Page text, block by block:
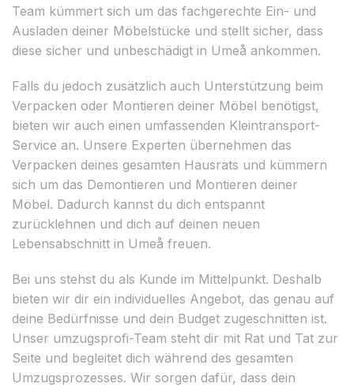
Team kümmert sich um das fachgerechte Ein- und
Ausladen deiner Möbelstücke und stellt sicher, dass
diese sicher und unbeschädigt in Umeå ankommen.
Falls du jedoch zusätzlich auch Unterstützung beim
Verpacken oder Montieren deiner Möbel benötigst,
bieten wir auch einen umfassenden Kleintransport-
Service an. Unsere Experten übernehmen das
Verpacken deines gesamten Hausrats und kümmern
sich um das Demontieren und Montieren deiner
Möbel. Dadurch kannst du dich entspannt
zurücklehnen und dich auf deinen neuen
Lebensabschnitt in Umeå freuen.
Bei uns stehst du als Kunde im Mittelpunkt. Deshalb
bieten wir dir ein individuelles Angebot, das genau auf
deine Bedürfnisse und dein Budget zugeschnitten ist.
Unser umzugsprofi-Team steht dir mit Rat und Tat zur
Seite und begleitet dich während des gesamten
Umzugsprozesses. Wir sorgen dafür, dass dein